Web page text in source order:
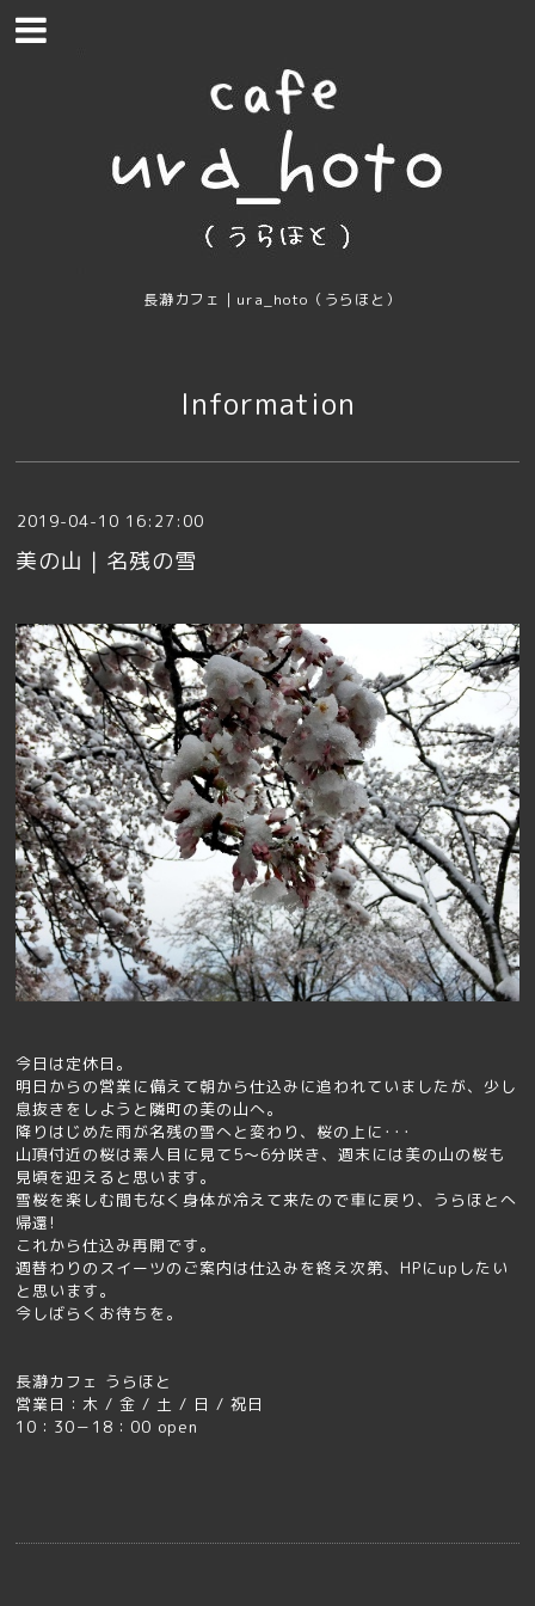
長瀞カフェ｜ura_hoto（うらほと）
Information
2019-04-10 16:27:00
美の山｜名残の雪
今日は定休日。
明日からの営業に備えて朝から仕込みに追われていましたが、少し
息抜きをしようと隣町の美の山へ。
降りはじめた雨が名残の雪へと変わり、桜の上に･･･
山頂付近の桜は素人目に見て5～6分咲き、週末には美の山の桜も
見頃を迎えると思います。
雪桜を楽しむ間もなく身体が冷えて来たので車に戻り、うらほとへ
帰還!
これから仕込み再開です。
週替わりのスイーツのご案内は仕込みを終え次第、HPにupしたい
と思います。
今しばらくお待ちを。
長瀞カフェ うらほと
営業日：木 / 金 / 土 / 日 / 祝日
10：30－18：00 open